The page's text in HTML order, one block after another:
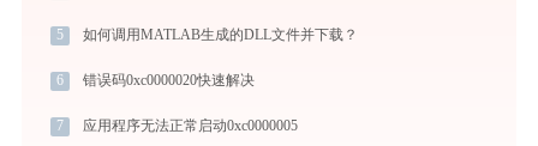
5 如何调用MATLAB生成的DLL文件并下载？
6 错误码0xc0000020快速解决
7 应用程序无法正常启动0xc0000005